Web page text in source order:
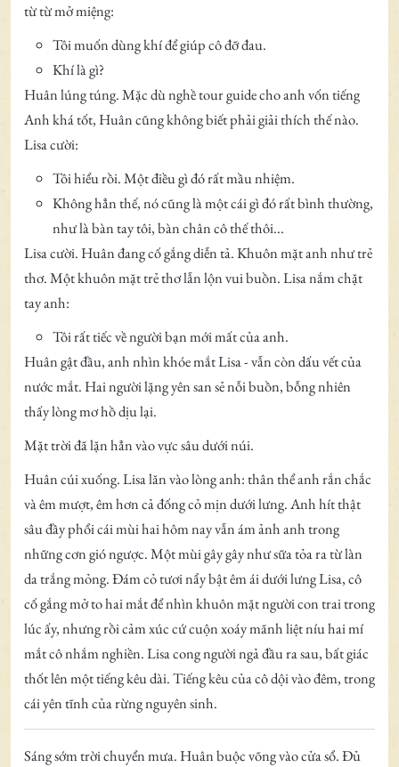
từ từ mở miệng:
Tôi muốn dùng khí để giúp cô đỡ đau.
Khí là gì?
Huân lúng túng. Mặc dù nghề tour guide cho anh vốn tiếng
Anh khá tốt, Huân cũng không biết phải giải thích thế nào.
Lisa cười:
Tôi hiểu rồi. Một điều gì đó rất mầu nhiệm.
Không hẳn thế, nó cũng là một cái gì đó rất bình thường,
như là bàn tay tôi, bàn chân cô thế thôi...
Lisa cười. Huân đang cố gắng diễn tả. Khuôn mặt anh như trẻ
thơ. Một khuôn mặt trẻ thơ lẫn lộn vui buồn. Lisa nắm chặt
tay anh:
Tôi rất tiếc về người bạn mới mất của anh.
Huân gật đầu, anh nhìn khóe mắt Lisa - vẫn còn dấu vết của
nước mắt. Hai người lặng yên san sẻ nỗi buồn, bỗng nhiên
thấy lòng mơ hồ dịu lại.
Mặt trời đã lặn hẳn vào vực sâu dưới núi.
Huân cúi xuống. Lisa lăn vào lòng anh: thân thể anh rắn chắc
và êm mượt, êm hơn cả đống cỏ mịn dưới lưng. Anh hít thật
sâu đầy phổi cái mùi hai hôm nay vẫn ám ảnh anh trong
những cơn gió ngược. Một mùi gây gây như sữa tỏa ra từ làn
da trắng mỏng. Đám cỏ tươi nẩy bật êm ái dưới lưng Lisa, cô
cố gắng mở to hai mắt để nhìn khuôn mặt người con trai trong
lúc ấy, nhưng rồi cảm xúc cứ cuộn xoáy mãnh liệt níu hai mí
mắt cô nhắm nghiền. Lisa cong người ngả đầu ra sau, bất giác
thốt lên một tiếng kêu dài. Tiếng kêu của cô dội vào đêm, trong
cái yên tĩnh của rừng nguyên sinh.
Sáng sớm trời chuyển mưa. Huân buộc võng vào cửa sổ. Đủ